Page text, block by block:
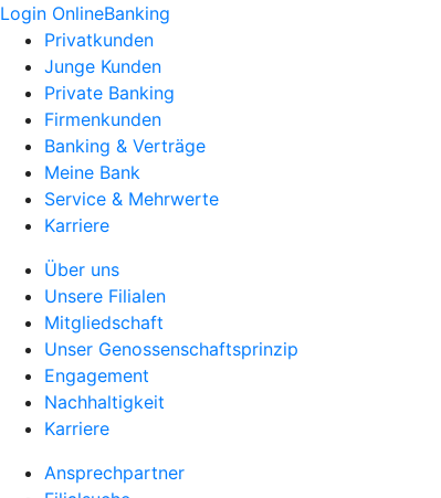
Login OnlineBanking
Privatkunden
Junge Kunden
Private Banking
Firmenkunden
Banking & Verträge
Meine Bank
Service & Mehrwerte
Karriere
Über uns
Unsere Filialen
Mitgliedschaft
Unser Genossenschaftsprinzip
Engagement
Nachhaltigkeit
Karriere
Ansprechpartner